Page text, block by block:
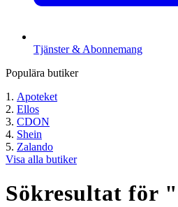
Tjänster & Abonnemang
Populära butiker
Apoteket
Ellos
CDON
Shein
Zalando
Visa alla butiker
Sökresultat för "